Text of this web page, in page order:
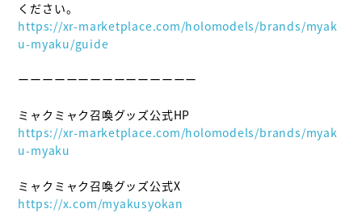
https://xr-marketplace.com/holomodels/brands/myak
u-myaku/guide
ーーーーーーーーーーーーーーー
https://xr-marketplace.com/holomodels/brands/myak
u-myaku
https://x.com/myakusyokan